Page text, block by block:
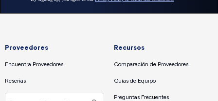
Proveedores
Encuentra Proveedores
Reseñas
Recursos
Comparación de Proveedores
Guías de Equipo
Preguntas Frecuentes